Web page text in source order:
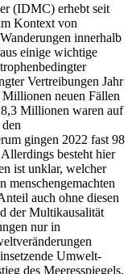
(IDMC) erhebt seit
Kontext von
innerhalb
einige wichtige
Ver­trei­bungen Jahr
neuen Fällen
Millio­nen waren auf
gingen 2022 fast 98
besteht hier
ist unklar, welcher
men­schengemachten
auch ohne diesen
der Mul­ti­kausalität
nur in
Umwelt­
des Meeresspiegels.